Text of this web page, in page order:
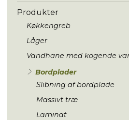
Produkter
Køkkengreb
Låger
Vandhane med kogende
Bordplader
Slibning af bordplade
Massivt træ
Laminat